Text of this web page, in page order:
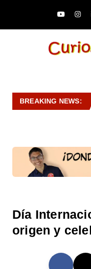
BREAKING NEWS:
Día
origen y